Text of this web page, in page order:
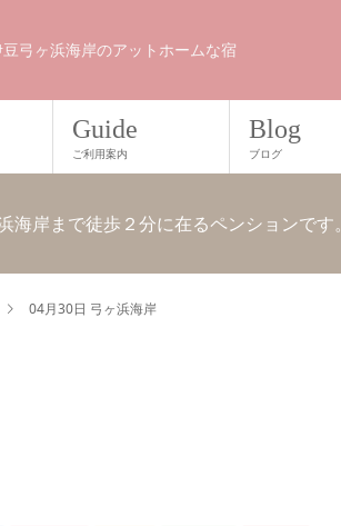
弓ヶ浜海岸のアットホームな宿
Guide
ご利用案内
Blog
ブログ
海岸まで徒歩２分に在るペンションです。
04月30日 弓ヶ浜海岸